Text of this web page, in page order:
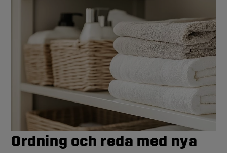
Ordning och reda med nya